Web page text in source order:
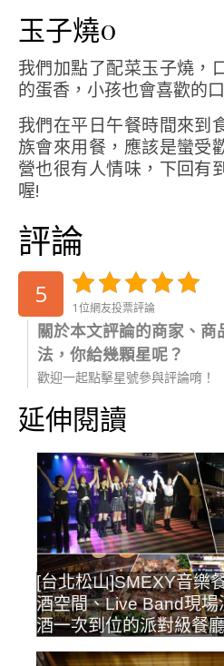
玉子燒0
我們加點了配菜玉子燒，
的蛋香，小孩也會喜歡的
我們在平日午餐時間來到
族會來用餐，應該是蠻受
營也很有人情味，下回有
喔!
評論
5 1位網友投票評論
關於本文評論的商家、商
法，你給幾顆星呢？
歡迎一起點擊星號參與評論唷！
延伸閱讀
[台北松山]SMEXY音樂
酒空間、Live Band現
酒一次到位的派對級餐